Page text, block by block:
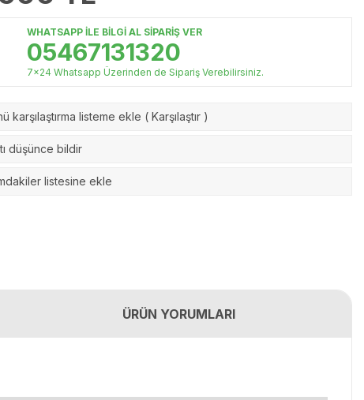
WHATSAPP İLE BİLGİ AL SİPARİŞ VER
05467131320
7x24 Whatsapp Üzerinden de Sipariş Verebilirsiniz.
karşılaştırma listeme ekle ( Karşılaştır )
düşünce bildir
listesine ekle
ÜRÜN YORUMLARI